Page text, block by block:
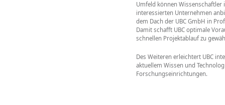
Umfeld können
interessierten Unternehmen
dem Dach der UBC GmbH in
Damit schafft UBC optimale
schnellen Projektablauf zu
Des Weiteren erleichtert UBC
aktuellem Wissen und
Forschungseinrichtungen.